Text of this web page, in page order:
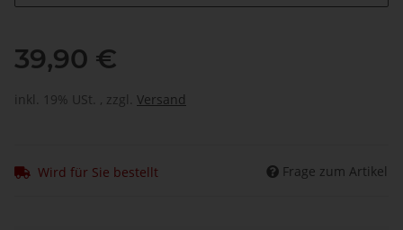
39,90 €
inkl. 19% USt. , zzgl. Versand
Wird für Sie bestellt Frage zum Artikel